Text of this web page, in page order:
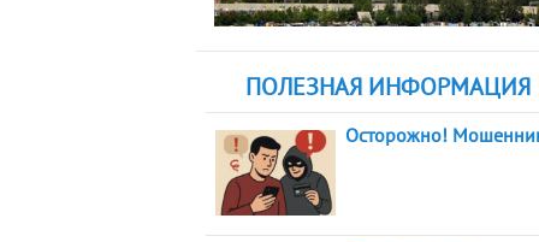
ПОЛЕЗНАЯ ИНФОРМАЦИЯ
Осторожно!